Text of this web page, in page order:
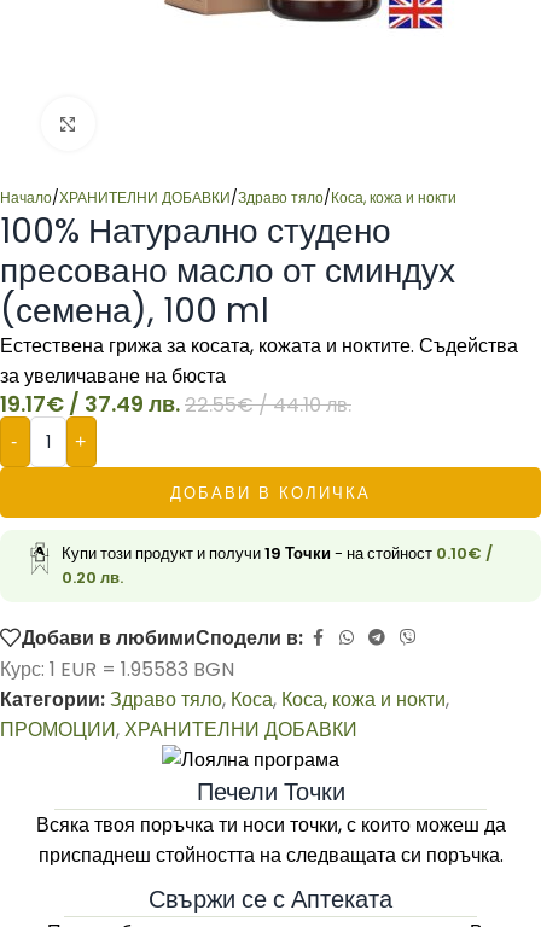
Начало/ХРАНИТЕЛНИ ДОБАВКИ/Здраво тяло/Коса, кожа и нокти
100% Натурално студено
пресовано масло от сминдух
(семена), 100 ml
Естествена грижа за косата, кожата и ноктите. Съдейства
за увеличаване на бюста
19.17€ / 37.49 лв.22.55€/ 44.10 лв.
- +
ДОБАВИ В КОЛИЧКА
Купи този продукт и получи19 Точки- на стойност 0.10€ /
0.20 лв.
Добави в любимиСподели в:
Курс: 1 EUR = 1.95583 BGN
Категории:Здраво тяло, Коса, Коса, кожа и нокти,
ПРОМОЦИИ,ХРАНИТЕЛНИ ДОБАВКИ
Печели Точки
Всяка твоя поръчка ти носи точки, с които можеш да
приспаднеш стойността на следващата си поръчка.
Свържи се с Аптеката